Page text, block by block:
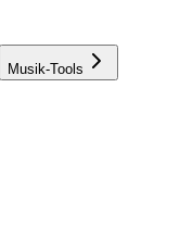
Musik-Tools